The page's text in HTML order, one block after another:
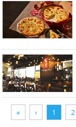
« ‹ 1 2